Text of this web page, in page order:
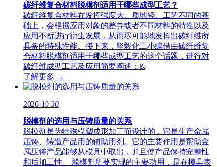
碳纤维复合材料脱模剂适用于哪些成型工艺？
碳纤维复合材料在发挥强度大、质地轻、工艺不同的基
础上，会根据应用对象的差异或者不同材料的特性以及
应用不断进行衍生发展，从而尽可能地发挥出碳纤维所
具备的特殊性能。接下来，坚毅化工小编借由碳纤维复
合材料脱模剂适用于哪些成型工艺的这个话题，进行对
碳纤维成型工艺及应用简要阐述：&
了解更多 →
2020-10 30
脱模剂的选用与压铸质量的关系
脱模剂是为特殊模塑成形加工而设计的，它是生产金属
压铸、铸造产品用的辅助用剂。它的主要作用是帮助金
属压铸产品能够从模具中取出，并且使产品保持完整性
和后加工性。 脱模剂所要实现的主要功用，是在模具表